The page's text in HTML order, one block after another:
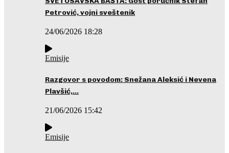
Petrović, vojni sveštenik
24/06/2026 18:28
Emisije
Razgovor s povodom: Snežana Aleksić i Nevena
Plavšić,…
21/06/2026 15:42
Emisije